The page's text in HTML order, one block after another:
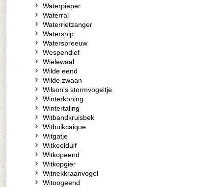
Waterpieper
Waterral
Waterrietzanger
Watersnip
Waterspreeuw
Wespendief
Wielewaal
Wilde eend
Wilde zwaan
Wilson's stormvogeltje
Winterkoning
Wintertaling
Witbandkruisbek
Witbuikcaique
Witgatje
Witkeelduif
Witkopeend
Witkopgier
Witnekkraanvogel
Witoogeend